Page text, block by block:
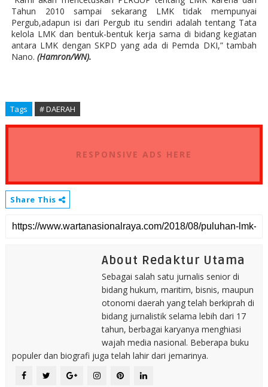
Tahun 2010 sampai sekarang LMK tidak mempunyai
Pergub,adapun isi dari Pergub itu sendiri adalah tentang Tata
kelola LMK dan bentuk-bentuk kerja sama di bidang kegiatan
antara LMK dengan SKPD yang ada di Pemda DKI,” tambah
Nano. (Hamron/WN).
Tags # DAERAH
RESPONSIVE ADS HERE
Share This
About Redaktur Utama
Sebagai salah satu jurnalis senior di
bidang hukum, maritim, bisnis, maupun
otonomi daerah yang telah berkiprah di
bidang jurnalistik selama lebih dari 17
tahun, berbagai karyanya menghiasi
wajah media nasional. Beberapa buku
populer dan biografi juga telah lahir dari jemarinya.